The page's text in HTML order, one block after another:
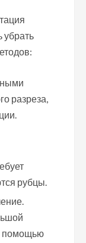
убрать
разреза,
рубцы.
помощью